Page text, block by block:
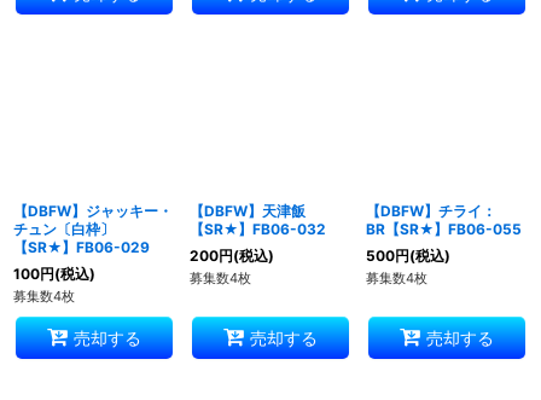
【DBFW】ジャッキー・
チュン〔白枠〕
【SR★】FB06-029
100円(税込)
募集数4枚
売却する
【DBFW】天津飯
【SR★】FB06-032
200円(税込)
募集数4枚
売却する
【DBFW】チライ：
BR【SR★】FB06-055
500円(税込)
募集数4枚
売却する